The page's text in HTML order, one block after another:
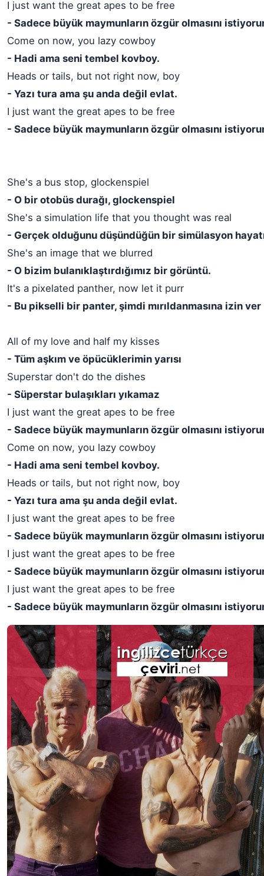
I just want the great apes to be free
- Sadece büyük maymunların özgür olmasını
Come on now, you lazy cowboy
- Hadi ama seni tembel kovboy.
Heads or tails, but not right now, boy
- Yazı tura ama şu anda değil evlat.
I just want the great apes to be free
- Sadece büyük maymunların özgür olmasını
She's a bus stop, glockenspiel
- O bir otobüs durağı, glockenspiel
She's a simulation life that you thought was real
- Gerçek olduğunu düşündüğün bir simülasyon
She's an image that we blurred
- O bizim bulanıklaştırdığımız bir görüntü.
It's a pixelated panther, now let it purr
- Bu pikselli bir panter, şimdi mırıldanmasına izin ver
All of my love and half my kisses
- Tüm aşkım ve öpücüklerimin yarısı
Superstar don't do the dishes
- Süperstar bulaşıkları yıkamaz
I just want the great apes to be free
- Sadece büyük maymunların özgür olmasını
Come on now, you lazy cowboy
- Hadi ama seni tembel kovboy.
Heads or tails, but not right now, boy
- Yazı tura ama şu anda değil evlat.
I just want the great apes to be free
- Sadece büyük maymunların özgür olmasını
I just want the great apes to be free
- Sadece büyük maymunların özgür olmasını
I just want the great apes to be free
- Sadece büyük maymunların özgür olmasını